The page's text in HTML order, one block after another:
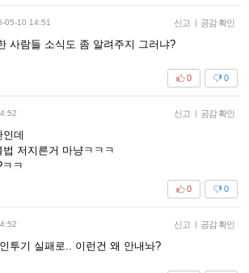
05-10 14:51 신고 | 공감 확인
사람들 소식도 좀 알려주지 그러냐?
0
0
신고 | 공감 확인
데
저지른거 마냥ㅋㅋㅋ
ㅋ
0
0
신고 | 공감 확인
투기 실패로.. 이런건 왜 안내놔?